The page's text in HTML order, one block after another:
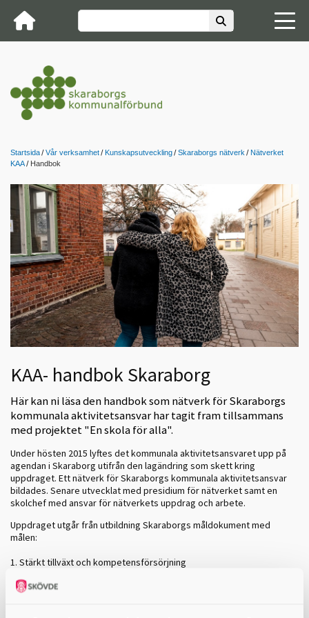
Startsida Vår verksamhet Kunskapsutveckling Skaraborgs nätverk
Nätverket
KAA
Handbok
KAA- handbok Skaraborg
Här kan ni läsa den handbok som nätverk för Skaraborgs
kommunala aktivitetsansvar har tagit fram tillsammans
med projektet "En skola för alla".
Under hösten 2015 lyftes det kommunala aktivitetsansvaret upp på
agendan i Skaraborg utifrån den lagändring som skett kring
uppdraget. Ett nätverk för Skaraborgs kommunala aktivitetsansvar
bildades. Senare utvecklat med presidium för nätverket samt en
skolchef med ansvar för nätverkets uppdrag och arbete.
Uppdraget utgår från utbildning Skaraborgs måldokument med
målen:
1. Stärkt tillväxt och kompetensförsörjning
2. Höjd utbildningsnivå